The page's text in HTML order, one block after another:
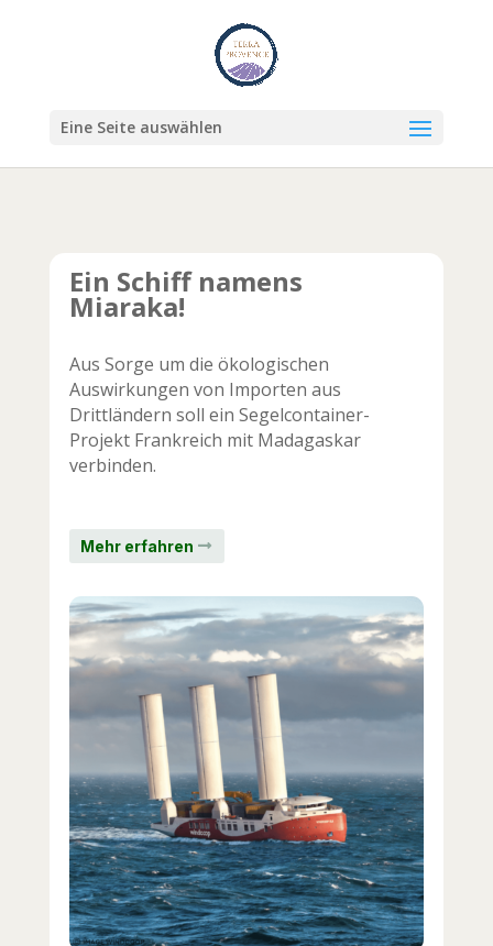
Eine Seite auswählen
Ein Schiff namens
Miaraka!
Aus Sorge um die ökologischen
Auswirkungen von Importen aus
Drittländern soll ein Segelcontainer-
Projekt Frankreich mit Madagaskar
verbinden.
Mehr erfahren